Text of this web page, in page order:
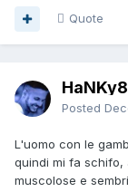
Quote
Posted
L'uomo con le
quindi mi fa schifo,
muscolose e